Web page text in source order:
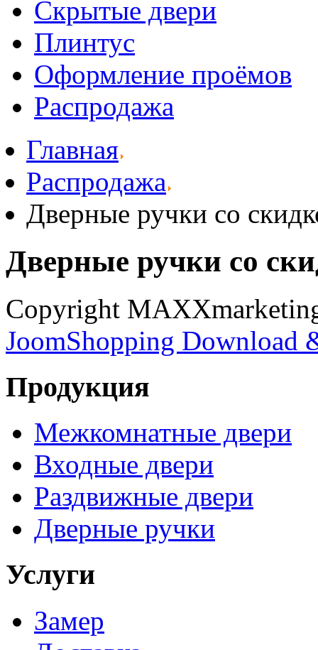
Скрытые двери
Плинтус
Оформление проёмов
Распродажа
Главная
Распродажа
Дверные ручки со
Дверные ручки со
Copyright
JoomShopping Download
Продукция
Межкомнатные двери
Входные двери
Раздвижные двери
Дверные ручки
Услуги
Замер